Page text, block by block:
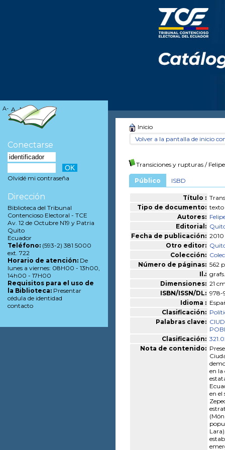
Inicio
Volver a la pantalla de inicio
Transiciones y rupturas /
Público ISBD
Título :
Tipo de documento:
Autores:
Editorial:
Fecha de publicación: 2010
Otro editor:
Colección:
Número de páginas: 562
Il.: grafs.
Dimensiones: 21
ISBN/ISSN/DL: 978-
Idioma :
Clasificación:
Palabras clave:
Clasificación:
Nota de contenido:
en la
en el
A- A A+
Conectarse
Olvidé mi contraseña
Dirección
Biblioteca del Tribunal
Contencioso Electoral - TCE
Av. 12 de Octubre N19 y Patria
Quito
Ecuador
Teléfono: (593-2) 381 5000
ext. 722
Horario de atención: De
lunes a viernes: 08H00 - 13h00,
14h00 - 17H00
Requisitos para el uso de
la Biblioteca: Presentar
cédula de identidad
contacto